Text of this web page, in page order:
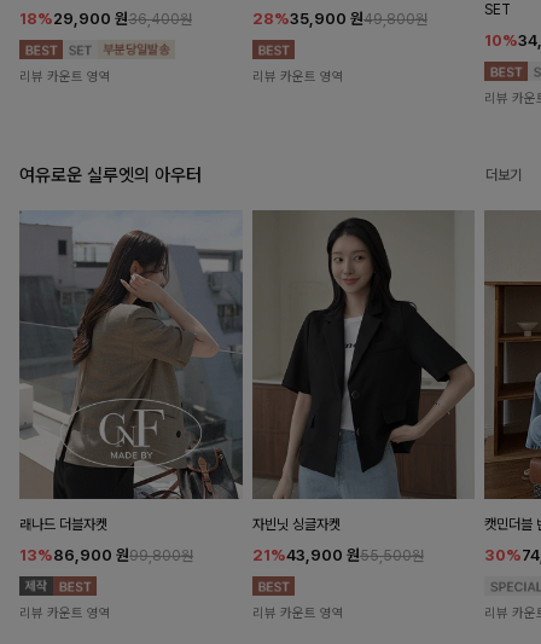
18%29,900 원36,400원
리뷰 카운트 영역
28%35,900 원49,800원
리뷰 카운트 영역
SET
10%
리뷰 카운
여유로운 실루엣의 아우터 더보기
래나드 더블자켓
13%86,900 원99,800원
리뷰 카운트 영역
자빈닛 싱글자켓
21%43,900 원55,500원
리뷰 카운트 영역
캣민더블
30%
리뷰 카운